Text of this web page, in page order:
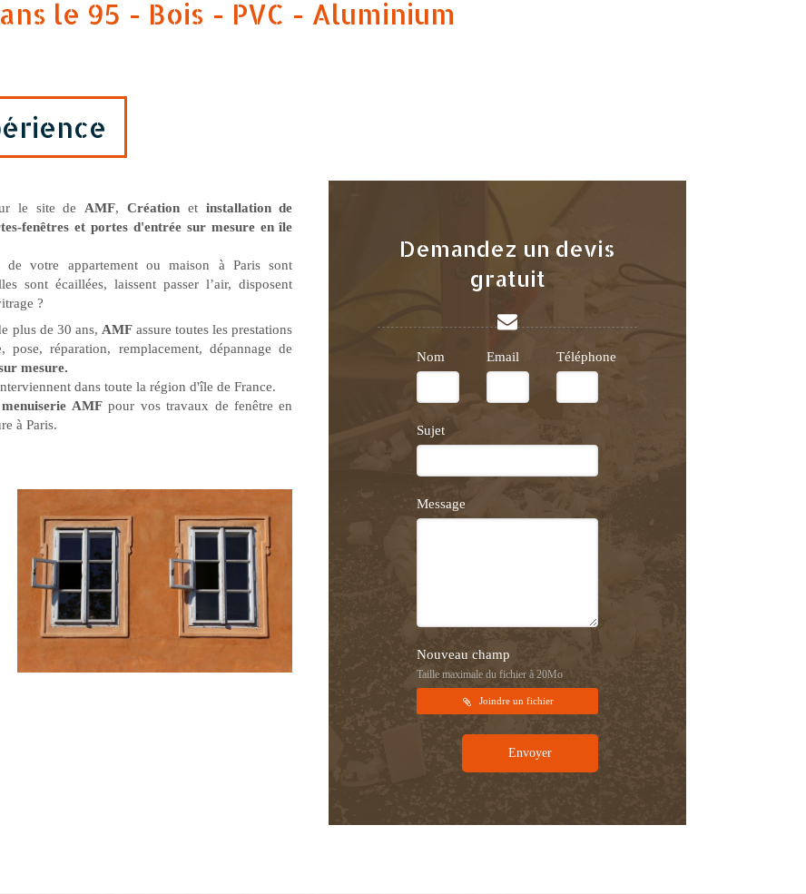
le 95 - Bois - PVC - Aluminium
le site de AMF,Création et installation de
fenêtres et portes d'entrée sur mesure en île
de votre appartement ou maison à Paris sont
sont écaillées, laissent passer l’air, disposent
?
plus de 30 ans, AMF assure toutes les prestations
pose, réparation, remplacement, dépannage de
mesure.
dans toute la région d'île de France.
menuiserie AMFpour vos travaux de fenêtre en
à Paris.
Demandez un devis
gratuit
Nom Email Téléphone
Sujet
Message
Nouveau champ
Taille maximale du fichier à 20Mo
Joindre un fichier
Envoyer